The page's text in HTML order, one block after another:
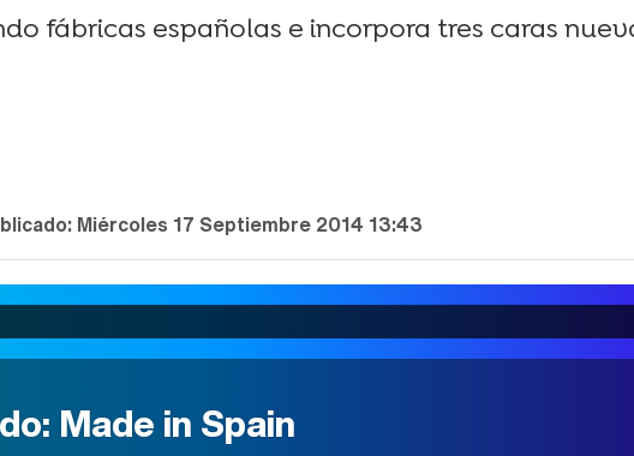
fábricas españolas e incorpora tres caras
Miércoles 17 Septiembre 2014 13:43
Made in Spain